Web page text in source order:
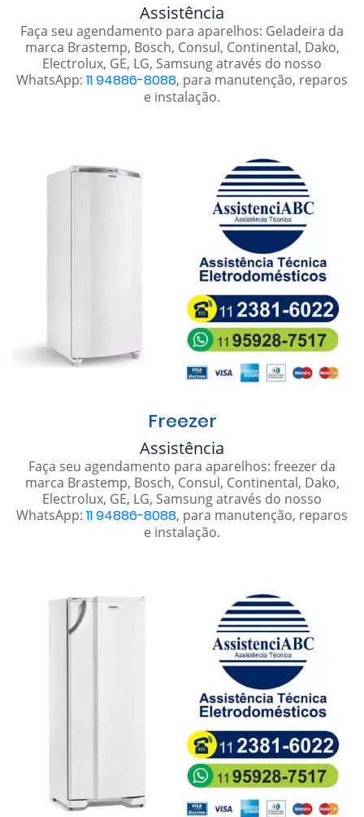
Assistência
Faça seu agendamento para aparelhos: Geladeira da
marca Brastemp, Bosch, Consul, Continental, Dako,
Electrolux, GE, LG, Samsung através do nosso
WhatsApp: 11 94886-8088, para manutenção, reparos
e instalação.
Freezer
Assistência
Faça seu agendamento para aparelhos: freezer da
marca Brastemp, Bosch, Consul, Continental, Dako,
Electrolux, GE, LG, Samsung através do nosso
WhatsApp: 11 94886-8088, para manutenção, reparos
e instalação.